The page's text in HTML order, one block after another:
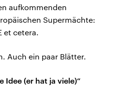
aufkommenden
Supermächte:
et cetera.
Auch ein paar Blätter.
Idee (er hat ja viele)“